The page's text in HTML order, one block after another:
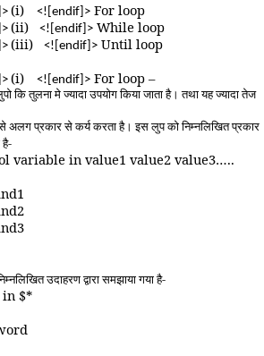
(i) <![endif]> For loop
(ii) <![endif]> While loop
(iii) <![endif]> Until loop
(i) <![endif]> For loop –
कि तुलना मे ज्यादा उपयोग किया जाता है। तथा यह ज्यादा तेज
अलग प्रकार से कर्य करता है। इस लुप को निम्नलिखित प्रकार
है-
variable in value1 value2 value3…..
उदाहरण द्वारा समझाया गया है-
$*